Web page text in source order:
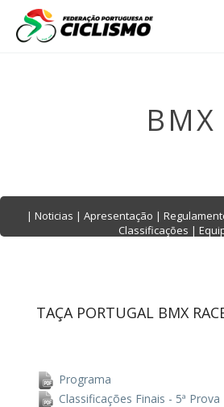
Close
BMX
| Noticias | Apresentação |
Classificações |
TAÇA PORTUGAL BMX
Programa
Classificações Finais - 5ª Prova